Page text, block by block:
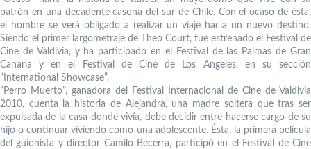
patrón en una decadente casona del sur de Chile. Con el ocaso de ésta,
el hombre se verá obligado a realizar un viaje hacia un nuevo destino.
Siendo el primer largometraje de Theo Court, fue estrenado el Festival de
Cine de Valdivia, y ha participado en el Festival de las Palmas de Gran
Canaria y en el Festival de Cine de Los Angeles, en su sección
“International Showcase”.
“Perro Muerto”, ganadora del Festival Internacional de Cine de Valdivia
2010, cuenta la historia de Alejandra, una madre soltera que tras ser
expulsada de la casa donde vivía, debe decidir entre hacerse cargo de su
hijo o continuar viviendo como una adolescente. Ésta, la primera película
del guionista y director Camilo Becerra, participó en el Festival de Cine